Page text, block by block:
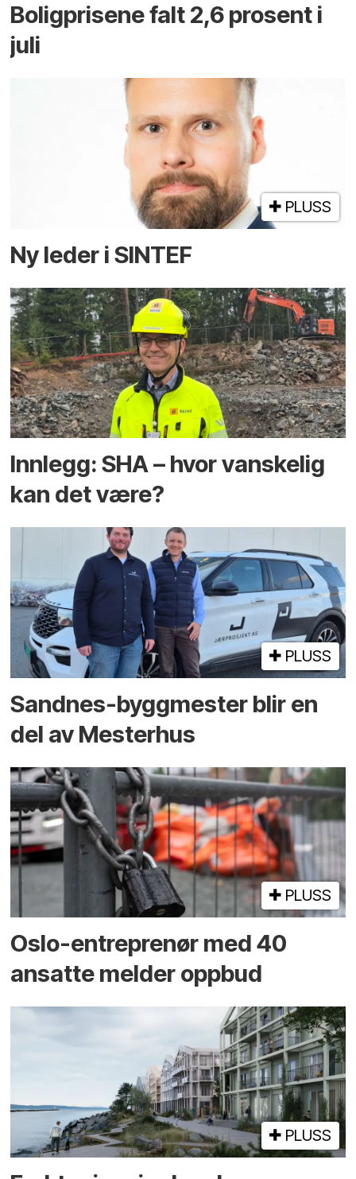
Boligprisene falt 2,6 prosent i
juli
PLUSS
Ny leder i SINTEF
Innlegg: SHA – hvor vanskelig
kan det være?
PLUSS
Sandnes-byggmester blir en
del av Mesterhus
PLUSS
Oslo-entreprenør med 40
ansatte melder oppbud
PLUSS